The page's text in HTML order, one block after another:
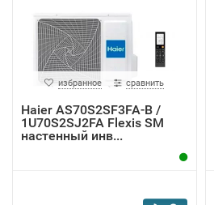
избранное сравнить
Haier AS70S2SF3FA-B /
1U70S2SJ2FA Flexis SM
настенный инв...